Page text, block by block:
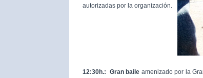
autorizadas por la organización.
12:30h.: Gran baile amenizado por la